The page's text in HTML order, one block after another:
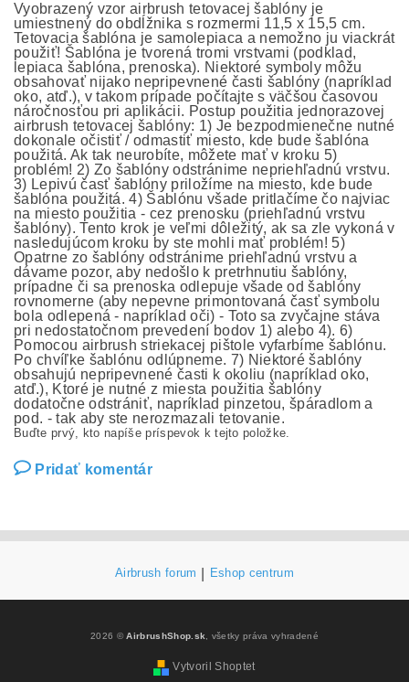
Vyobrazený vzor airbrush tetovacej šablóny je
umiestnený do obdĺžnika s rozmermi 11,5 x 15,5 cm.
Tetovacia šablóna je samolepiaca a nemožno ju viackrát
použiť! Šablóna je tvorená tromi vrstvami (podklad,
lepiaca šablóna, prenoska). Niektoré symboly môžu
obsahovať nijako nepripevnené časti šablóny (napríklad
oko, atď.), v takom prípade počítajte s väčšou časovou
náročnosťou pri aplikácii. Postup použitia jednorazovej
airbrush tetovacej šablóny: 1) Je bezpodmienečne nutné
dokonale očistiť / odmastiť miesto, kde bude šablóna
použitá. Ak tak neurobíte, môžete mať v kroku 5)
problém! 2) Zo šablóny odstránime nepriehľadnú vrstvu.
3) Lepivú časť šablóny priložíme na miesto, kde bude
šablóna použitá. 4) Šablónu všade pritlačíme čo najviac
na miesto použitia - cez prenosku (priehľadnú vrstvu
šablóny). Tento krok je veľmi dôležitý, ak sa zle vykoná v
nasledujúcom kroku by ste mohli mať problém! 5)
Opatrne zo šablóny odstránime priehľadnú vrstvu a
dávame pozor, aby nedošlo k pretrhnutiu šablóny,
prípadne či sa prenoska odlepuje všade od šablóny
rovnomerne (aby nepevne primontovaná časť symbolu
bola odlepená - napríklad oči) - Toto sa zvyčajne stáva
pri nedostatočnom prevedení bodov 1) alebo 4). 6)
Pomocou airbrush striekacej pištole vyfarbíme šablónu.
Po chvíľke šablónu odlúpneme. 7) Niektoré šablóny
obsahujú nepripevnené časti k okoliu (napríklad oko,
atď.), Ktoré je nutné z miesta použitia šablóny
dodatočne odstrániť, napríklad pinzetou, špáradlom a
pod. - tak aby ste nerozmazali tetovanie.
Buďte prvý, kto napíše príspevok k tejto položke.
Pridať komentár
Airbrush forum Eshop centrum
2026 ©AirbrushShop.sk , všetky práva vyhradené
Vytvoril Shoptet